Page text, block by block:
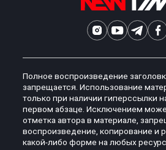
Полное воспроизведение
запрещается. Использование
только при наличии гиперссылки
первом абзаце. Исключением
отметка автора в материале,
воспроизведение, копирование и
какой-либо форме на любых